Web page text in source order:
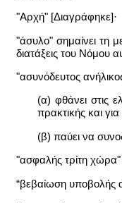
"Αρχή" [Διαγράφηκε]·
"άσυλο" σημαίνει τη
διατάξεις του Νόμου
"ασυνόδευτος
(α) φθάνει στις
πρακτικής και
(β) παύει να
"ασφαλής τρίτη χώρα"
“βεβαίωση υποβολής